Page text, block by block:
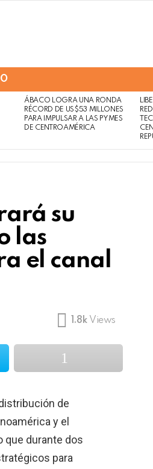
Not
Safe
For
Click
to
view
ÁBACO LOGRA UNA RONDA
RÉCORD DE US$53 MILLONES
PARA IMPULSAR A LAS PYMES
DE CENTROAMÉRICA
su
las
el canal
1.8k Views
de
y el
que durante dos
para